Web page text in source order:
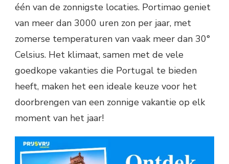
één van de zonnigste locaties. Portimao geniet
van meer dan 3000 uren zon per jaar, met
zomerse temperaturen van vaak meer dan 30°
Celsius. Het klimaat, samen met de vele
goedkope vakanties die Portugal te bieden
heeft, maken het een ideale keuze voor het
doorbrengen van een zonnige vakantie op elk
moment van het jaar!